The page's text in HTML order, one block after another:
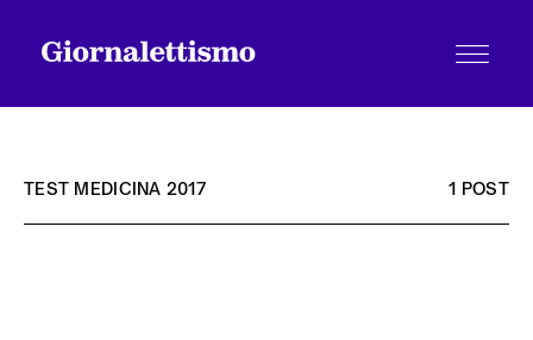
TEST MEDICINA 2017 1 POST